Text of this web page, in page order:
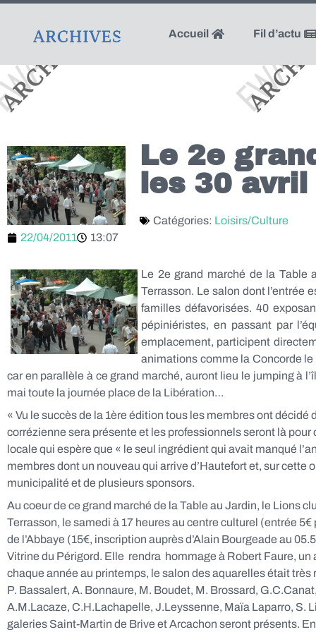
Accueil Fil d’actu
Le 2e
les 30
Catégories: Loisirs/Culture
22/04/2011
13:07
Le 2e grand marché de la Table
Terrasson. Le salon dont l’entrée
familles défavorisées. 40
pépiniéristes, en passant par
emplacement, participent
animations comme la Concorde le
car en parallèle à ce grand marché, auront lieu le jumping à
mai toute la journée place de la Libération…
« Vu le succès de la 1ère édition tous les membres ont
corrézienne sera présente et les professionnels seront là
locale qui espère que « le seul ingrédient qui avait manqué
membres dont un nouveau qui arrive d’Hautefort et, sur
municipalité et de plusieurs sponsors.
Au coeur de ce grand marché de la Table au Jardin, le Lions
Terrasson, le samedi à 17 heures au centre culturel (entrée
de l’Abbaye (15€, inscription auprès d’Alain Bourgeade au
Vitrine du Périgord. Elle rendra hommage à Robert Faure,
chaque année au printemps, le salon des aquarelles était
P. Bassalert, A. Bonnaure, M. Boudet, M. Brossard,
A.M.Lacaze, C.H.Lachapelle, J.Leyssenne, Maïa Laparro, S.
galeries Saint-Martin de Brive et Arcachon seront présents.